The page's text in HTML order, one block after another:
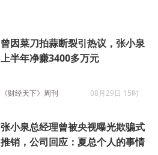
曾因菜刀拍蒜断裂引热议，张小泉
上半年净赚3400多万元
《财经天下》周刊 08月29日 15时
张小泉总经理曾被央视曝光欺骗式
推销，公司回应：夏总个人的事情